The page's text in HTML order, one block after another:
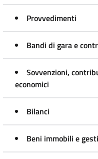
Provvedimenti
Bandi di gara e
Sovvenzioni,
economici
Bilanci
Beni immobili e